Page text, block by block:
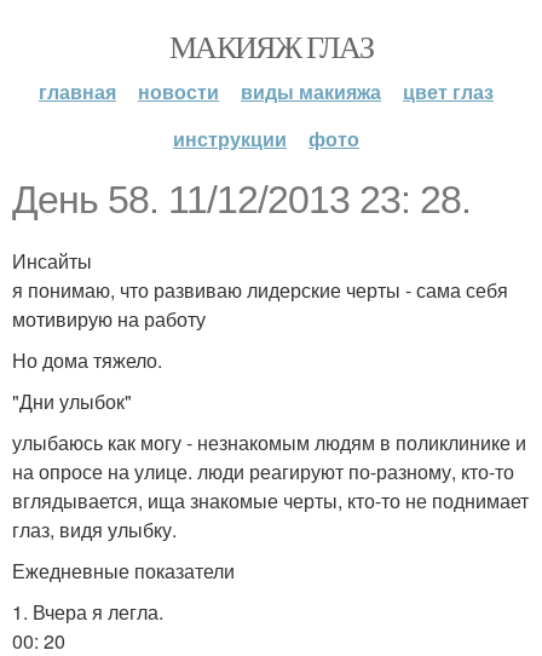
МАКИЯЖ ГЛАЗ
главная новости виды макияжа
цвет глаз
инструкции
фото
День 58. 11/12/2013 23: 28.
Инсайты
я понимаю, что развиваю лидерские черты - сама себя
мотивирую на работу
Но дома тяжело.
"Дни улыбок"
улыбаюсь как могу - незнакомым людям в поликлинике и
на опросе на улице. люди реагируют по-разному, кто-то
вглядывается, ища знакомые черты, кто-то не поднимает
глаз, видя улыбку.
Ежедневные показатели
1. Вчера я легла.
00: 20